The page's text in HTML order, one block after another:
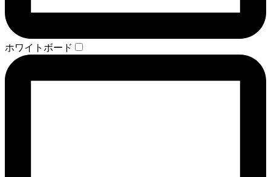
ホワイトボード